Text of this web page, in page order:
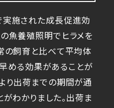
施された成長促進効
魚養殖照明でヒラメを
の飼育と比べて平均体
める効果があることが
り出荷までの期間が通
わかりました。出荷ま